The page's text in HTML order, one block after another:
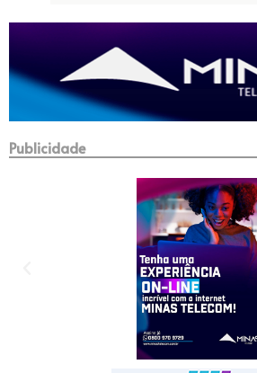
Publicidade